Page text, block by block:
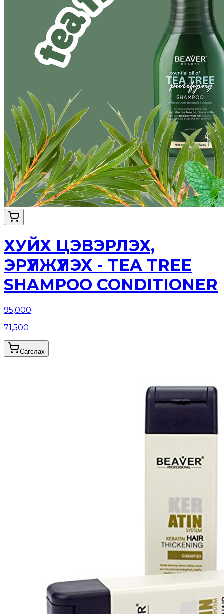
ХУЙХ ЦЭВЭРЛЭХ,
ЭРҮҮЛЖҮҮЛЭХ - TEA TREE
SHAMPOO CONDITIONER
95,000
71,500
Сагслах